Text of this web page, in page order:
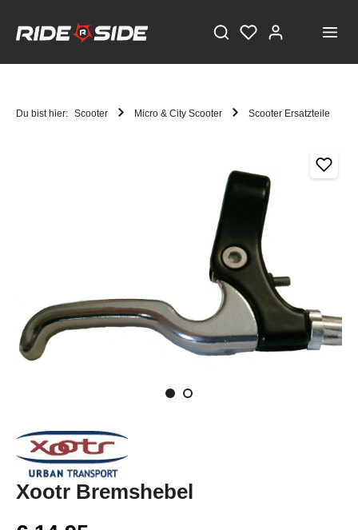
Du bist hier: Scooter Micro & City Scooter Scooter Ersatzteile
Xootr Bremshebel